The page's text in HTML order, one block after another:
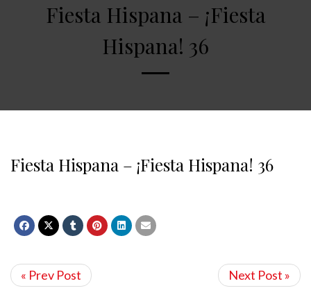
Fiesta Hispana – ¡Fiesta
Hispana! 36
Fiesta Hispana – ¡Fiesta Hispana! 36
« Prev Post Next Post »